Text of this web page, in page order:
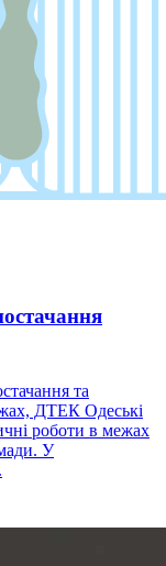
та
ДТЕК Одеські
роботи в межах
У